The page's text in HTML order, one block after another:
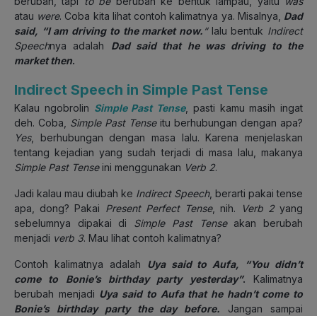
atau were. Coba kita lihat contoh kalimatnya ya. Misalnya, Dad
said, “I am driving to the market now. “lalu bentuk Indirect
Speechnya adalah Dad said that he was driving to the
market then.
Indirect Speech in Simple Past Tense
Kalau ngobrolin Simple Past Tense, pasti kamu masih ingat
deh. Coba, Simple Past Tenseitu berhubungan dengan apa?
Yes, berhubungan dengan masa lalu. Karena menjelaskan
tentang kejadian yang sudah terjadi di masa lalu, makanya
Simple Past Tenseini menggunakan Verb 2.
Jadi kalau mau diubah ke Indirect Speech, berarti pakai tense
apa, dong? Pakai Present Perfect Tense, nih. Verb 2yang
sebelumnya dipakai di Simple Past Tenseakan berubah
menjadi verb 3. Mau lihat contoh kalimatnya?
Contoh kalimatnya adalah Uya said to Aufa, “You didn’t
come to Bonie’s birthday party yesterday”. Kalimatnya
berubah menjadi Uya said to Aufa that he hadn’t come to
Bonie’s birthday party the day before. Jangan sampai